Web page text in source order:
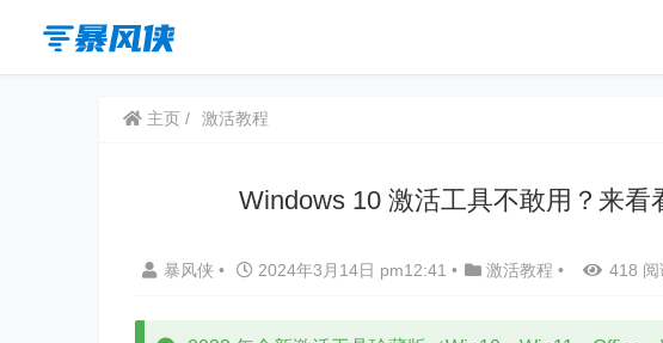
主页 激活教程
Windows 10 激活工具不敢用？来
暴风侠 • 2024年3月14日 pm12:41 • 激活教程 • 418 阅